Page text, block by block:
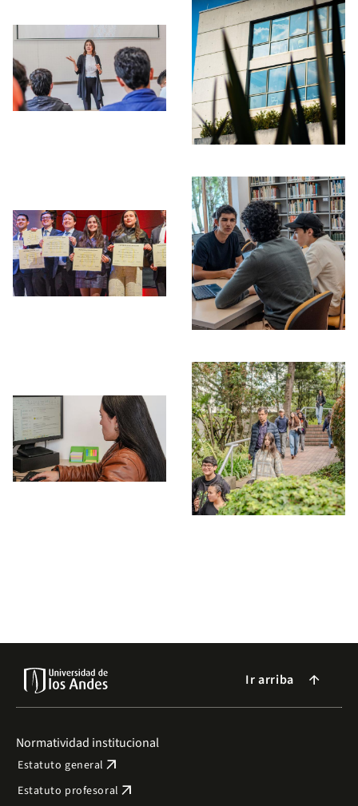
Ir arriba arrow_forward
Normatividad institucional
Estatuto general arrow_outward
Estatuto profesoral arrow_outward